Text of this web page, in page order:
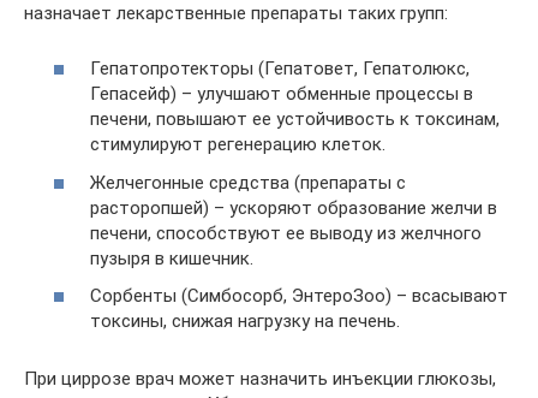
назначает лекарственные препараты таких групп:
Гепатопротекторы (Гепатовет, Гепатолюкс,
Гепасейф) – улучшают обменные процессы в
печени, повышают ее устойчивость к токсинам,
стимулируют регенерацию клеток.
Желчегонные средства (препараты с
расторопшей) – ускоряют образование желчи в
печени, способствуют ее выводу из желчного
пузыря в кишечник.
Сорбенты (Симбосорб, ЭнтероЗоо) – всасывают
токсины, снижая нагрузку на печень.
При циррозе врач может назначить инъекции глюкозы,